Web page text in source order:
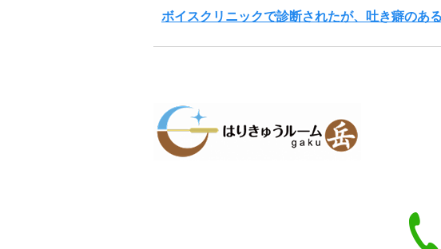
ボイスクリニックで診断されたが、吐き癖のあ